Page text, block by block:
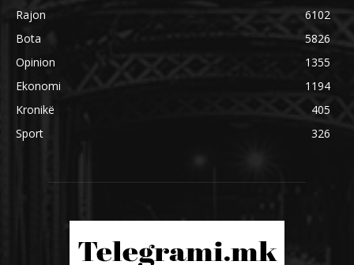
Rajon
6102
Bota
5826
Opinion
1355
Ekonomi
1194
Kronikë
405
Sport
326